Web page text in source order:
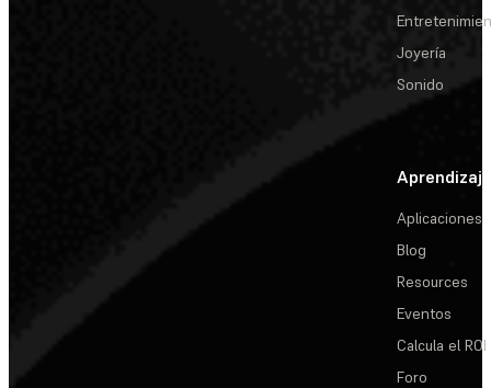
Joyería
Sonido
Aprendizaje
Aplicaciones
Blog
Resources
Eventos
Calcula el ROI
Foro